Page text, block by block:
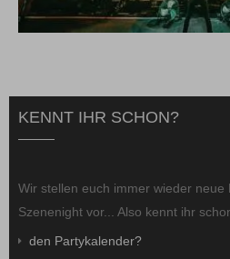
KENNT IHR SCHON?
Wir stellen euch immer wieder neue
Szenenight vor... Also kennt ihr
den Partykalender?